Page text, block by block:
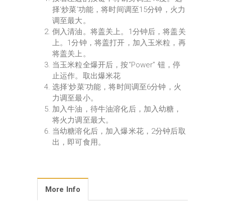
择‘炒菜’功能，将时间调至15分钟，火力
调至最大。
倒入清油。将盖关上。1分钟后，将盖关
上。1分钟，将盖打开，加入玉米粒，再
将盖关上。
当玉米粒全爆开后，按“Power” 钮，停
止运作。取出爆米花
选择‘炒菜’功能，将时间调至6分钟，火
力调至最小。
加入牛油，待牛油溶化后，加入幼糖，
将火力调至最大。
当幼糖溶化后，加入爆米花，2分钟后取
出，即可食用。
More Info